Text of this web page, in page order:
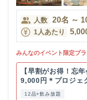
人数 20名 ～
1人あたり
みんなのイベント限定プ
【早割がお得！忘
9,000円＊プロジェ
12品+飲み放題